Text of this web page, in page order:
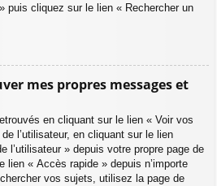
puis cliquez sur le lien « Rechercher un
mes propres messages et
en cliquant sur le lien « Voir vos
l’utilisateur, en cliquant sur le lien
l’utilisateur » depuis votre propre page de
lien « Accès rapide » depuis n’importe
vos sujets, utilisez la page de